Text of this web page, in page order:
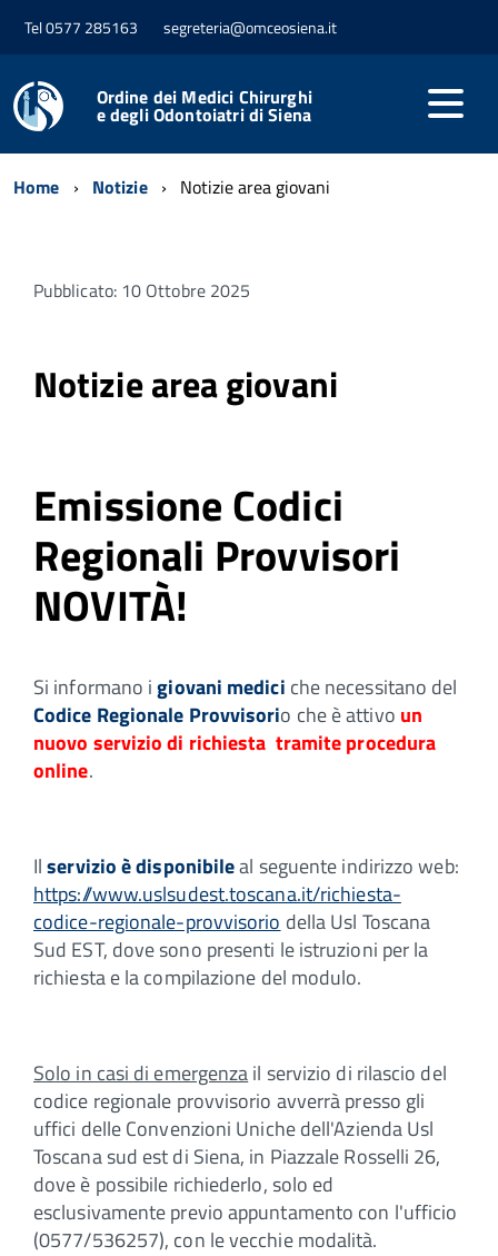
Tel 0577 285163 segreteria@omceosiena.it
Ordine dei Medici Chirurghi
e degli Odontoiatri di Siena
Home Notizie Notizie area giovani
Pubblicato: 10 Ottobre 2025
Notizie area giovani
Emissione Codici
Regionali Provvisori
NOVITÀ!
Si informano igiovani medici che necessitano del
Codice Regionale Provvisorio che è attivo un
nuovo servizio di richiesta tramite procedura
online.
Ilservizio è disponibileal seguente indirizzo web:
https://www.uslsudest.toscana.it/richiesta-
codice-regionale-provvisorio della Usl Toscana
Sud EST, dove sono presenti le istruzioni per la
richiesta e la compilazione del modulo.
Solo in casi di emergenzail servizio di rilascio del
codice regionale provvisorio avverrà presso gli
uffici delle Convenzioni Uniche dell'Azienda Usl
Toscana sud est di Siena, in Piazzale Rosselli 26,
dove è possibile richiederlo, solo ed
esclusivamente previo appuntamento con l'ufficio
(0577/536257), con le vecchie modalità.